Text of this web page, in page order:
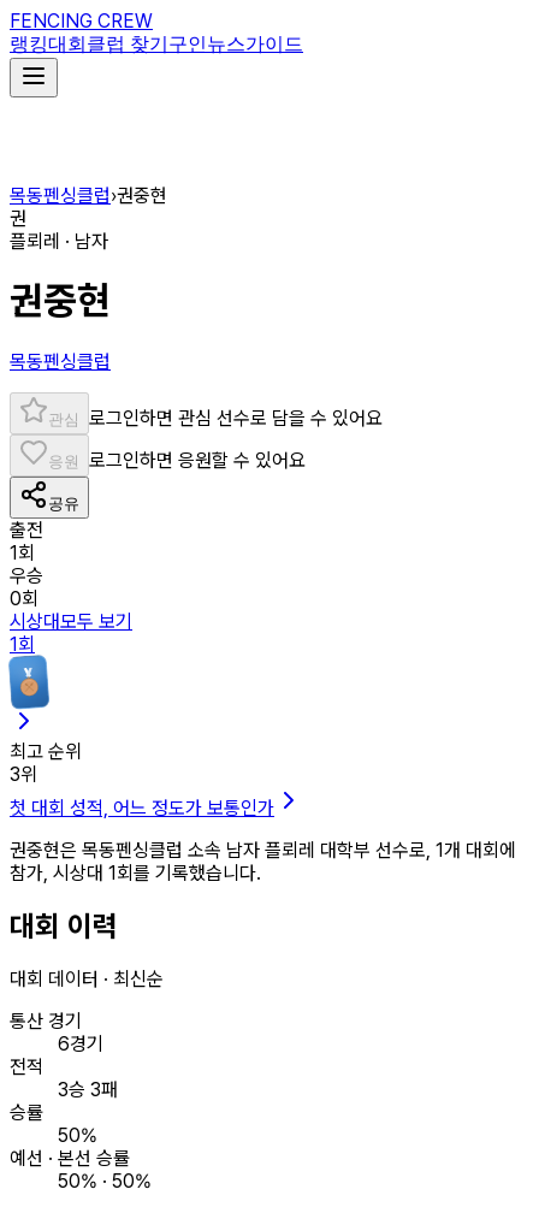
FENCING CREW
랭킹대회 클럽 찾기 구인뉴스가이드
목동펜싱클럽›권중현
권
플뢰레 · 남자
권중현
목동펜싱클럽
관심 로그인하면 관심 선수로 담을 수 있어요
응원 로그인하면 응원할 수 있어요
공유
출전
1회
우승
0회
시상대모두 보기
1회
최고 순위
3위
첫 대회 성적, 어느 정도가 보통인가
권중현은 목동펜싱클럽 소속 남자 플뢰레 대학부 선수로, 1개 대회에
참가, 시상대 1회를 기록했습니다.
대회 이력
대회 데이터 · 최신순
통산 경기
6경기
전적
3승 3패
승률
50%
예선 · 본선 승률
50% · 50%